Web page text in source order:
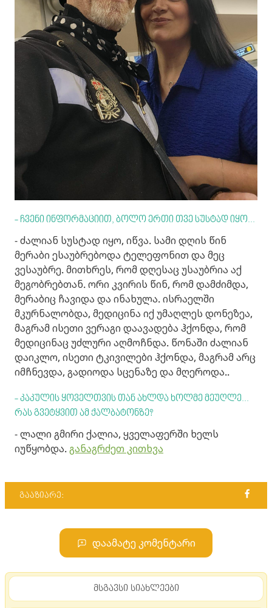
- ჩვენი ინფორმაციით, ბოლო ერთი თვე სუსტად იყო...
- ძალიან სუსტად იყო, იწვა. სამი დღის წინ
მერაბი ესაუბრებოდა ტელეფონით და მეც
ვესაუბრე. მითხრეს, რომ დღესაც უსაუბრია აქ
მეგობრებთან. ორი კვირის წინ, რომ დამძიმდა,
მერაბიც ჩავიდა და ინახულა. ისრაელში
მკურნალობდა, მედიცინა იქ უმაღლეს დონეზეა,
მაგრამ ისეთი ვერაგი დაავადება ჰქონდა, რომ
მედიცინაც უძლური აღმოჩნდა. წონაში ძალიან
დაიკლო, ისეთი ტკივილები ჰქონდა, მაგრამ არც
იმჩნევდა, გადიოდა სცენაზე და მღეროდა..
- კაკულის ყოველთვის თან ახლდა ხოლმე მეუღლე...
რას გვეტყვით ამ ქალბატონზე?
- ლალი გმირი ქალია, ყველაფერში ხელს
იუწყობდა.განაგრძეთ კითხვა
გააზიარე:
დაამატე კომენტარი
მსგავსი სიახლეები